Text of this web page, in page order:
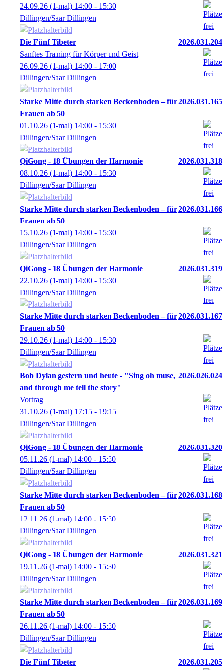
24.09.26 (1-mal) 14:00 - 15:30
Dillingen/Saar Dillingen
Die Fünf Tibeter
2026.031.204
Sanftes Training für Körper und Geist
26.09.26 (1-mal) 14:00 - 17:00
Dillingen/Saar Dillingen
Starke Mitte durch starken Beckenboden – für
Frauen ab 50
2026.031.165
01.10.26 (1-mal) 14:00 - 15:30
Dillingen/Saar Dillingen
QiGong - 18 Übungen der Harmonie
2026.031.318
08.10.26 (1-mal) 14:00 - 15:30
Dillingen/Saar Dillingen
Starke Mitte durch starken Beckenboden – für
Frauen ab 50
2026.031.166
15.10.26 (1-mal) 14:00 - 15:30
Dillingen/Saar Dillingen
QiGong - 18 Übungen der Harmonie
2026.031.319
22.10.26 (1-mal) 14:00 - 15:30
Dillingen/Saar Dillingen
Starke Mitte durch starken Beckenboden – für
Frauen ab 50
2026.031.167
29.10.26 (1-mal) 14:00 - 15:30
Dillingen/Saar Dillingen
Bob Dylan gestern und heute - "Sing oh muse,
and through me tell the story"
2026.026.024
Vortrag
31.10.26 (1-mal) 17:15 - 19:15
Dillingen/Saar Dillingen
QiGong - 18 Übungen der Harmonie
2026.031.320
05.11.26 (1-mal) 14:00 - 15:30
Dillingen/Saar Dillingen
Starke Mitte durch starken Beckenboden – für
Frauen ab 50
2026.031.168
12.11.26 (1-mal) 14:00 - 15:30
Dillingen/Saar Dillingen
QiGong - 18 Übungen der Harmonie
2026.031.321
19.11.26 (1-mal) 14:00 - 15:30
Dillingen/Saar Dillingen
Starke Mitte durch starken Beckenboden – für
Frauen ab 50
2026.031.169
26.11.26 (1-mal) 14:00 - 15:30
Dillingen/Saar Dillingen
Die Fünf Tibeter
2026.031.205